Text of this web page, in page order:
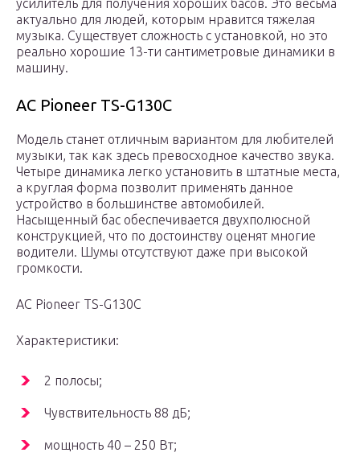
усилитель для получения хороших басов. Это весьма
актуально для людей, которым нравится тяжелая
музыка. Существует сложность с установкой, но это
реально хорошие 13-ти сантиметровые динамики в
машину.
АС Pioneer TS-G130C
Модель станет отличным вариантом для любителей
музыки, так как здесь превосходное качество звука.
Четыре динамика легко установить в штатные места,
а круглая форма позволит применять данное
устройство в большинстве автомобилей.
Насыщенный бас обеспечивается двухполюсной
конструкцией, что по достоинству оценят многие
водители. Шумы отсутствуют даже при высокой
громкости.
АС Pioneer TS-G130C
Характеристики:
2 полосы;
Чувствительность 88 дБ;
мощность 40 – 250 Вт;